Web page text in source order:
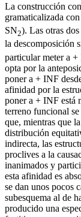
La construcción con
gramaticalizada
SN2). Las otras
la descomposición
particularmeter a +
opta por la
poner a + INF
afinidad por la
poner a + INF está
terreno funcional
que, mientras que
distribución
indirecta, las
proclives a la
inanimados y
esta afinidad es
se dan unos pocos
subesquema al de
producido una